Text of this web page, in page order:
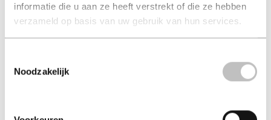
informatie die u aan ze heeft verstrekt of die ze hebben
verzameld op basis van uw gebruik van hun services.
Noodzakelijk
in winkelmand
Rond de zon draaien acht planeten. Een van die planeten
is de aarde. Weet jij hoe de andere planeten heten? En
maak een bijzondere ruimtereis door het heelal! De raket